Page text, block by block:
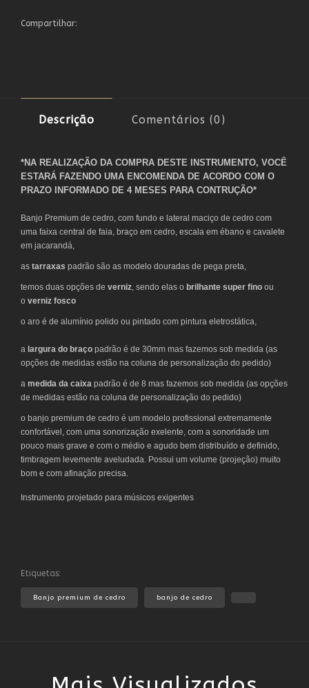
Compartilhar:
Descrição Comentários (0)
*NA REALIZAÇÃO DA COMPRA DESTE INSTRUMENTO, VOCÊ
ESTARÁ FAZENDO UMA ENCOMENDA DE ACORDO COM O
PRAZO INFORMADO DE 4 MESES PARA CONTRUÇÃO*
Banjo Premium de cedro, com fundo e lateral maciço de cedro com
uma faixa central de faia, braço em cedro, escala em ébano e cavalete
em jacarandá,
as tarraxas padrão são as modelo douradas de pega preta,
temos duas opções de verniz, sendo elas o brilhante super fino ou
o verniz fosco
o aro é de alumínio polido ou pintado com pintura eletrostática,
a largura do braço padrão é de 30mm mas fazemos sob medida (as
opções de medidas estão na coluna de personalização do pedido)
a medida da caixa padrão é de 8 mas fazemos sob medida (as opções
de medidas estão na coluna de personalização do pedido)
o banjo premium de cedro é um modelo profissional extremamente
confortável, com uma sonorização exelente, com a sonoridade um
pouco mais grave e com o médio e agudo bem distribuído e definido,
timbragem levemente aveludada. Possui um volume (projeção) muito
bom e com afinação precisa.
Instrumento projetado para músicos exigentes
Etiquetas:
Banjo premium de cedro banjo de cedro